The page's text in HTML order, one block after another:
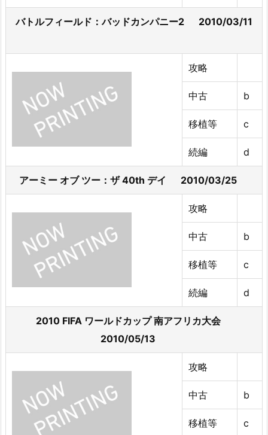
バトルフィールド：バッドカンパニー2 2010/03/11
攻略
中古 b
移植等 c
続編 d
アーミー オブ ツー：ザ 40th デイ 2010/03/25
攻略
中古 b
移植等 c
続編 d
2010 FIFA ワールドカップ 南アフリカ大会
2010/05/13
攻略
中古 b
移植等 c